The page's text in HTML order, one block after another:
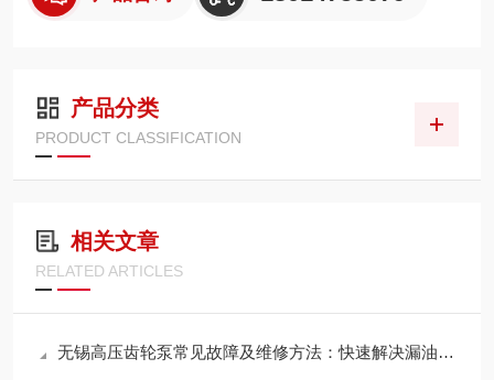
产品分类
PRODUCT CLASSIFICATION
相关文章
RELATED ARTICLES
无锡高压齿轮泵常见故障及维修方法：快速解决漏油、压力不足等问题